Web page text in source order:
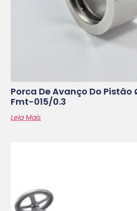
Porca De Avanço Do Pistâo
Fmt-015/0.3
Leia Mais